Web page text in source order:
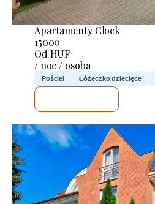
Apartamenty Clock
15000
Od HUF
/ noc / osoba
Pościel Łóżeczko dziecięce